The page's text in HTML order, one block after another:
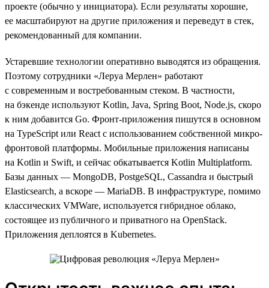
проекте (обычно у инициатора). Если результаты хорошие,
ее масштабируют на другие приложения и переведут в стек,
рекомендованный для компании.
Устаревшие технологии оперативно выводятся из обращения.
Поэтому сотрудники «Леруа Мерлен» работают
с современным и востребованным стеком. В частности,
на бэкенде используют Kotlin, Java, Spring Boot, Node.js, скоро
к ним добавится Go. Фронт-приложения пишутся в основном
на TypeScript или React с использованием собственной микро-
фронтовой платформы. Мобильные приложения написаны
на Kotlin и Swift, и сейчас обкатывается Kotlin Multiplatform.
Базы данных — MongoDB, PostgeSQL, Cassandra и быстрый
Elasticsearch, а вскоре — MariaDB. В инфраструктуре, помимо
классических VMWare, используется гибридное облако,
состоящее из публичного и приватного на OpenStack.
Приложения деплоятся в Kubernetes.